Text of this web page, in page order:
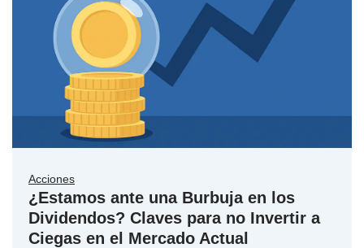
Acciones
¿Estamos ante una Burbuja en los
Dividendos? Claves para no Invertir a
Ciegas en el Mercado Actual